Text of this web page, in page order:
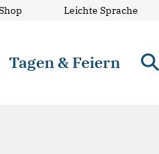
Leichte Sprache
Tagen & Feiern